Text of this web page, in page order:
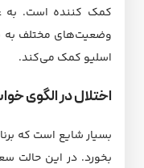
کمک کننده است. به
وضعیت‌های مختلف به
اسلیو کمک می‌کند.
اختلال در الگوی
بسیار شایع است که
بخورد. در این حالت